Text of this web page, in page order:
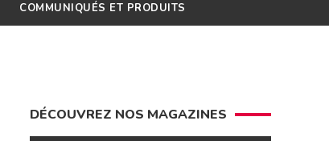
COMMUNIQUÉS ET PRODUITS
DÉCOUVREZ NOS MAGAZINES